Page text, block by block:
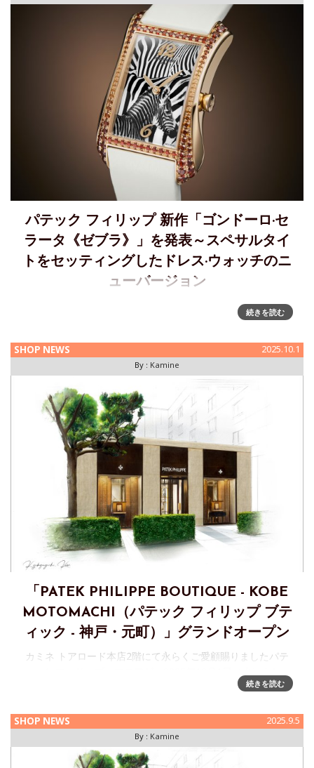
パテック フィリップ 新作「ゴンドーロ·セ
ラータ《ゼブラ》」を発表～スペサルタイ
トをセッティングしたドレス·ウォッチのニ
ューバージョン
新しいゴンドーロ·セラータ《ゼブラ》4962/200R モデルゼブ
ラ·モチーフを配した革新的なメタライズ·サファイヤクリスタ
続きを読む
SHOP NEWS 2025.10.1
By : Kamine
「PATEK PHILIPPE BOUTIQUE - KOBE
MOTOMACHI（パテック フィリップ ブテ
ィック - 神戸・元町）」グランドオープン
カミネ トアロード本店2階にて永らくご愛顧賜りましたパテ
「PATEK PHILIPPE BOUTIQUE - KOBE MOTOMACHI（パテ
続きを読む
SHOP NEWS 2025.9.5
By : Kamine